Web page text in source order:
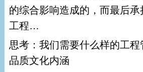
的综合影响造成的，而最后
工程…
思考：我们需要什么样的工
品质文化内涵